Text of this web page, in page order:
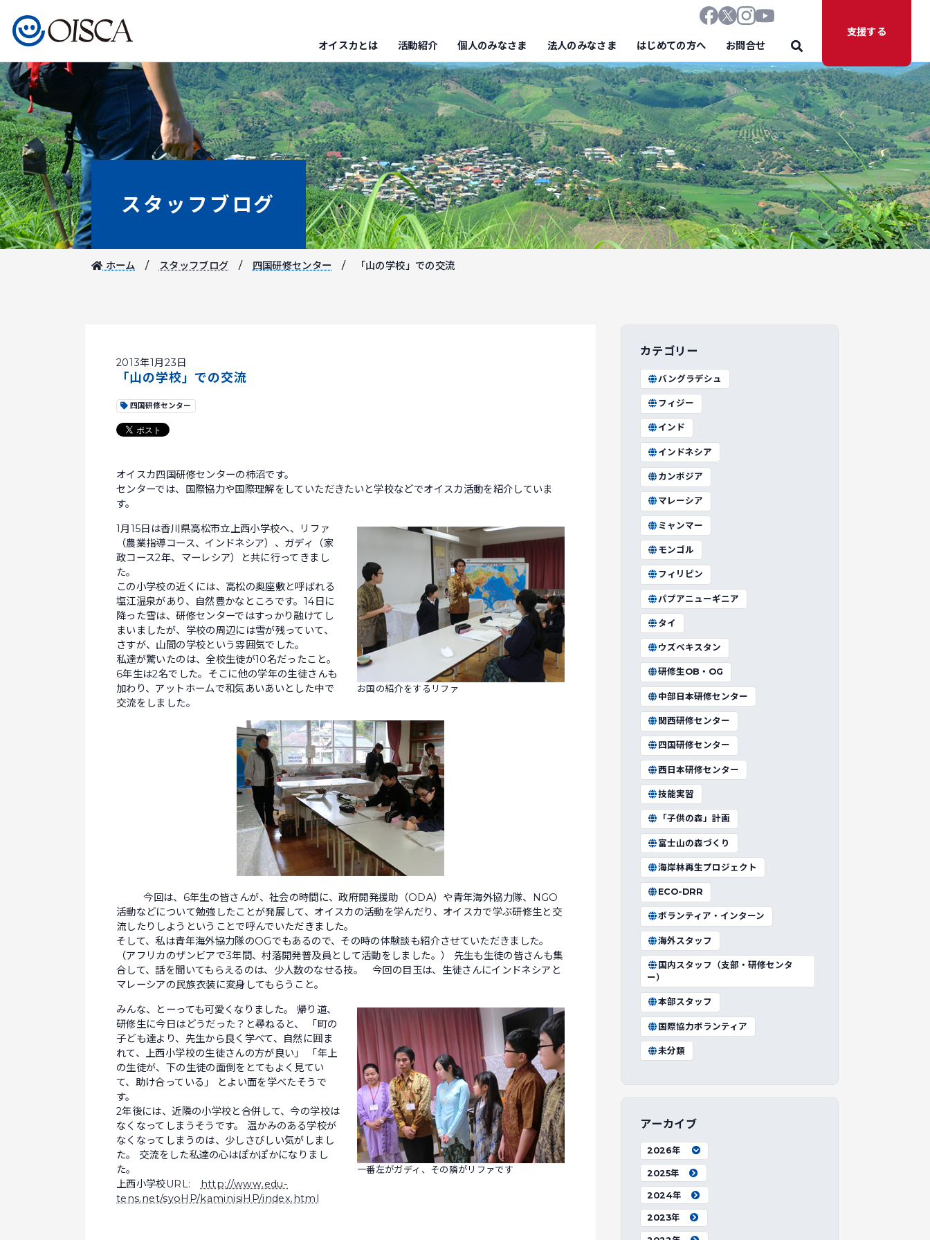
オイスカとは 活動紹介 個人のみなさま 法人のみなさま はじめての方へ お問合せ
支援する
スタッフブログ
ホーム スタッフブログ 四国研修センター 「山の学校」での交流
2013年1月23日
「山の学校」での交流
四国研修センター
オイスカ四国研修センターの柿沼です。
センターでは、国際協力や国際理解をしていただきたいと学校などでオイスカ活動を紹介していま
す。
お国の紹介をするリファ
1月15日は香川県高松市立上西小学校へ、リファ
（農業指導コース、インドネシア）、ガディ（家
政コース2年、マーレシア）と共に行ってきまし
た。
この小学校の近くには、高松の奥座敷と呼ばれる
塩江温泉があり、自然豊かなところです。14日に
降った雪は、研修センターではすっかり融けてし
まいましたが、学校の周辺には雪が残っていて、
さすが、山間の学校という雰囲気でした。
私達が驚いたのは、全校生徒が10名だったこと。
6年生は2名でした。そこに他の学年の生徒さんも
加わり、アットホームで和気あいあいとした中で
交流をしました。
今回は、6年生の皆さんが、社会の時間に、政府開発援助（ODA）や青年海外協力隊、NGO
活動などについて勉強したことが発展して、オイスカの活動を学んだり、オイスカで学ぶ研修生と交
流したりしようということで呼んでいただきました。
そして、私は青年海外協力隊のOGでもあるので、その時の体験談も紹介させていただきました。
（アフリカのザンビアで3年間、村落開発普及員として活動をしました。） 先生も生徒の皆さんも集
合して、話を聞いてもらえるのは、少人数のなせる技。 今回の目玉は、生徒さんにインドネシアと
マレーシアの民族衣装に変身してもらうこと。
一番左がガディ、その隣がリファです
みんな、とーっても可愛くなりました。 帰り道、
研修生に今日はどうだった？と尋ねると、 「町の
子ども達より、先生から良く学べて、自然に囲ま
れて、上西小学校の生徒さんの方が良い」 「年上
の生徒が、下の生徒の面倒をとてもよく見てい
て、助け合っている」 とよい面を学べたそうで
す。
2年後には、近隣の小学校と合併して、今の学校は
なくなってしまうそうです。 温かみのある学校が
なくなってしまうのは、少しさびしい気がしまし
た。 交流をした私達の心はぽかぽかになりまし
た。
上西小学校URL: http://www.edu-
tens.net/syoHP/kaminisiHP/index.html
カテゴリー
バングラデシュ
フィジー
インド
インドネシア
カンボジア
マレーシア
ミャンマー
モンゴル
フィリピン
パプアニューギニア
タイ
ウズベキスタン
研修生OB・OG
中部日本研修センター
関西研修センター
四国研修センター
西日本研修センター
技能実習
「子供の森」計画
富士山の森づくり
海岸林再生プロジェクト
ECO-DRR
ボランティア・インターン
海外スタッフ
国内スタッフ（支部・研修センタ
ー）
本部スタッフ
国際協力ボランティア
未分類
アーカイブ
2026年
2025年
2024年
2023年